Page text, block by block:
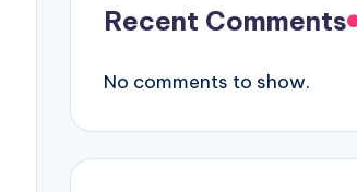
Recent Comments
No comments to show.